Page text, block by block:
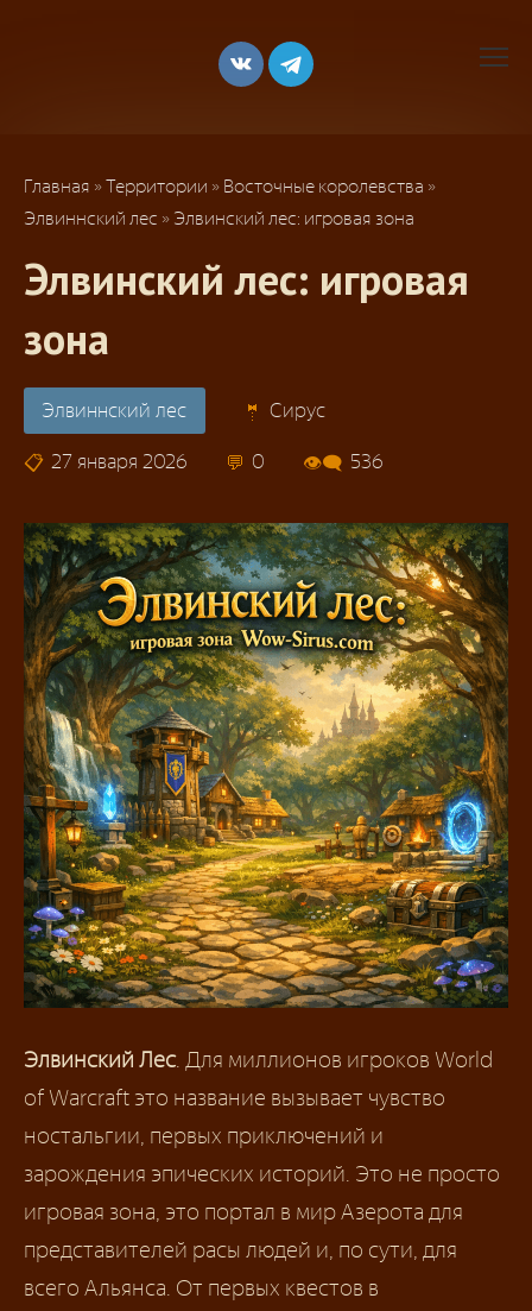
Главная »Территории » Восточные королевства »
Элвиннский лес » Элвинский лес: игровая зона
Элвинский лес: игровая
зона
Элвиннский лес Сирус
27 января 2026 0 536
Элвинский Лес. Для миллионов игроков World
of Warcraft это название вызывает чувство
ностальгии, первых приключений и
зарождения эпических историй. Это не просто
игровая зона, это портал в мир Азерота для
представителей расы людей и, по сути, для
всего Альянса. От первых квестов в